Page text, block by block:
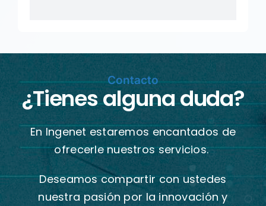
Contacto
¿Tienes alguna duda?
En Ingenet estaremos encantados de
ofrecerle nuestros servicios.
Deseamos compartir con ustedes
nuestra pasión por la innovación y